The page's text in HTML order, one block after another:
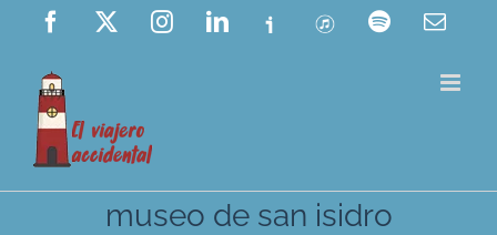
Saltar
contenido
Facebook InstagramLinkedIn
Ivoox ITunes Spotify
museo de san isidro